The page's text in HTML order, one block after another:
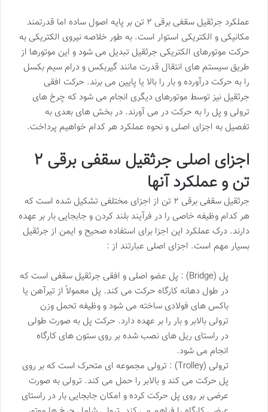
عملکرد جرثقیل سقفی برقی ۲ تن بر پایه اصول ساده اما قدرتمند
مکانیکی و الکتریکی استوار است. به طور خلاصه نیروی الکتریکی به
حرکت موتورهای الکتریکی جرثقیل تبدیل می شود و این موتورها از
طریق سیستم های انتقال قدرت مانند گیربکس و درام سیم بکسل
را به حرکت درآورده و بار را بالا یا پایین می برند. حرکت افقی
جرثقیل نیز توسط موتورهای دیگری انجام می شود که چرخ های
ترولی و پل را به حرکت در می آورند. در بخش های بعدی به
تفصیل به اجزای اصلی و نحوه عملکرد هر کدام خواهیم پرداخت.
اجزای اصلی جرثقیل سقفی برقی ۲
تن و عملکرد آنها
جرثقیل سقفی برقی ۲ تن از اجزای مختلفی تشکیل شده است که
هر کدام وظیفه خاصی را در فرآیند بلند کردن و جابجایی بار بر عهده
دارند. درک عملکرد این اجزا برای استفاده صحیح و ایمن از جرثقیل
بسیار مهم است. اجزای اصلی عبارتند از :
پل (Bridge) : پل عضو اصلی و افقی جرثقیل سقفی است که
در طول دهانه کارگاه حرکت می کند. پل معمولاً از تیرآهن یا
باکس های فولادی ساخته می شود و وظیفه تحمل وزن
ترولی بالابر و بار را بر عهده دارد. حرکت پل به صورت طولی
در راستای ریل های نصب شده بر روی ستون های کارگاه
انجام می شود.
ترولی (Trolley) : ترولی مجموعه ای متحرک است که بر روی
پل حرکت می کند و بالابر را حمل می کند. ترولی به صورت
عرضی بر روی پل حرکت کرده و امکان جابجایی بار در راستای